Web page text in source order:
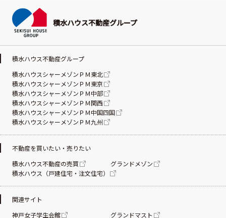
積水ハウス不動産グループ
積水ハウス不動産グループ
積水ハウスシャーメゾンＰＭ東北
積水ハウスシャーメゾンＰＭ東京
積水ハウスシャーメゾンＰＭ中部
積水ハウスシャーメゾンＰＭ関西
積水ハウスシャーメゾンＰＭ中国四国
積水ハウスシャーメゾンＰＭ九州
不動産を買いたい・売りたい
積水ハウス不動産の売買
グランドメゾン
積水ハウス（戸建住宅・注文住宅）
関連サイト
神戸女子学生会館
グランドマスト